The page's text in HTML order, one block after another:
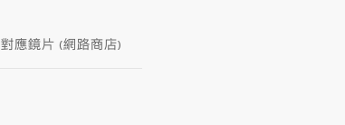
對應鏡片 (網路商店)